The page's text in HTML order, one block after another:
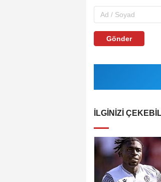
Gönder
İLGINIZI